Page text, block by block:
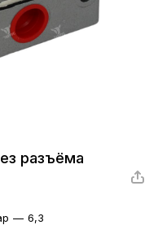
разъёма
— 6,3